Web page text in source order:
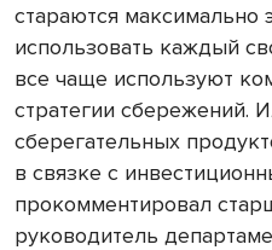
стараются максимально
использовать каждый
все чаще используют
стратегии сбережений.
сберегательных
в связке с
прокомментировал
руководитель